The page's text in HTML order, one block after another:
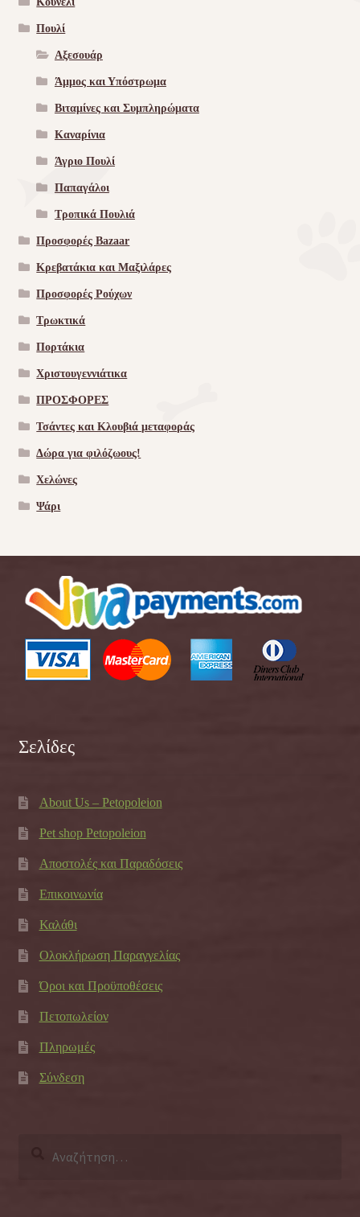
Πουλί
Αξεσουάρ
Άμμος και Υπόστρωμα
Βιταμίνες και Συμπληρώματα
Καναρίνια
Άγριο Πουλί
Παπαγάλοι
Τροπικά Πουλιά
Προσφορές Bazaar
Κρεβατάκια και Μαξιλάρες
Προσφορές Ρούχων
Τρωκτικά
Πορτάκια
Χριστουγεννιάτικα
ΠΡΟΣΦΟΡΕΣ
Τσάντες και Κλουβιά μεταφοράς
Δώρα για φιλόζωους!
Χελώνες
Ψάρι
Σελίδες
About Us – Petopoleion
Pet shop Petopoleion
Αποστολές και Παραδόσεις
Επικοινωνία
Καλάθι
Ολοκλήρωση Παραγγελίας
Όροι και Προϋποθέσεις
Πετοπωλείον
Πληρωμές
Σύνδεση